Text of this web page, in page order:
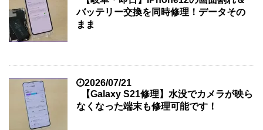
バッテリー交換を同時修理！データその
まま
2026/07/21
【Galaxy S21修理】水没でカメラが映ら
なくなった端末も修理可能です！